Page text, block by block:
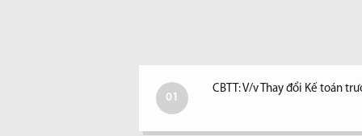
01
CBTT: V/v Thay đổi Kế toán